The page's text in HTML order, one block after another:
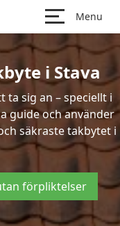
Menu
i Stava
ta sig an – speciellt i
guide och använder
säkraste takbytet i
förpliktelser